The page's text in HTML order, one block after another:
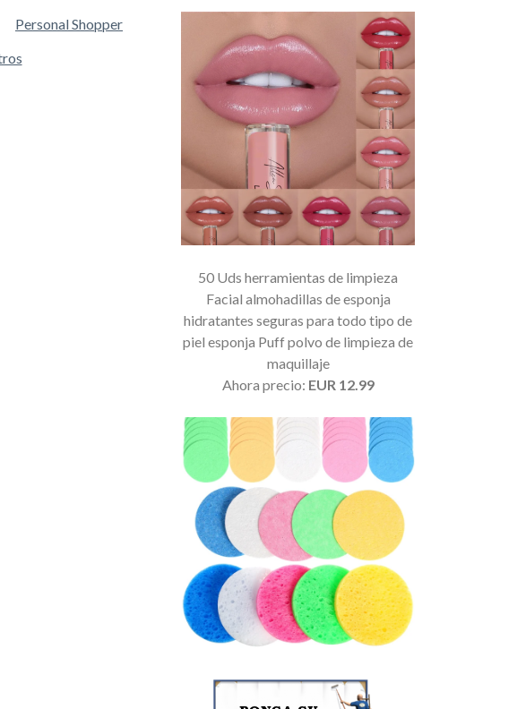
Personal Shopper
50 Uds herramientas de limpieza
Facial almohadillas de esponja
hidratantes seguras para todo tipo de
piel esponja Puff polvo de limpieza de
maquillaje
Ahora precio: EUR 12.99